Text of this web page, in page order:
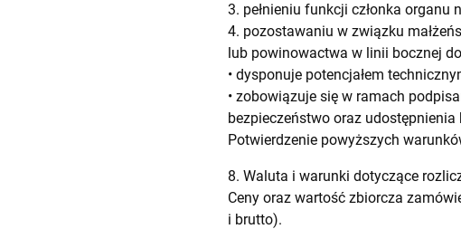
3. pełnieniu funkcji członka organu
4. pozostawaniu w związku
lub powinowactwa w linii bocznej
• dysponuje potencjałem
• zobowiązuje się w ramach
bezpieczeństwo oraz
Potwierdzenie powyższych
8. Waluta i warunki dotyczące
Ceny oraz wartość zbiorcza
i brutto).